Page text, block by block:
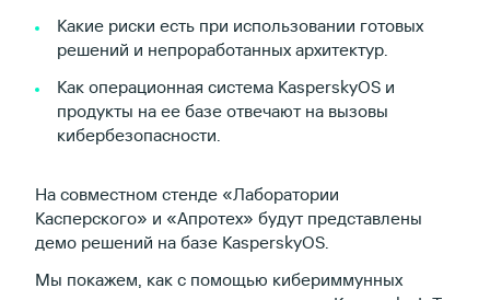
Какие риски есть при использовании готовых
решений и непроработанных архитектур.
Как операционная система KasperskyOS и
продукты на ее базе отвечают на вызовы
кибербезопасности.
На совместном стенде «Лаборатории
Касперского» и «Апротех» будут представлены
демо решений на базе KasperskyOS.
Мы покажем, как c помощью кибериммунных